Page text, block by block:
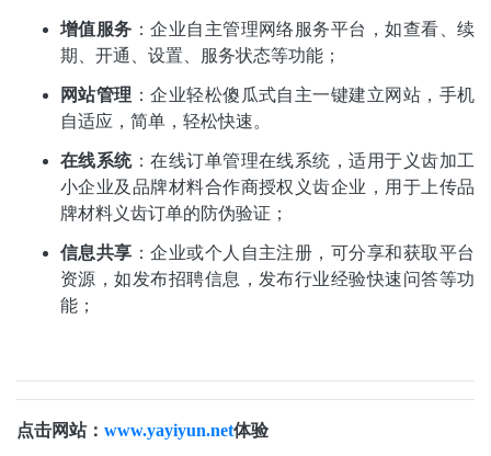
增值服务 ：企业自主管理网络服务平台，如查看、续
期、开通、设置、服务状态等功能；
网站管理 ：企业轻松傻瓜式自主一键建立网站，手机
自适应，简单，轻松快速。
在线系统：在线订单管理在线系统，适用于义齿加工
小企业及品牌材料合作商授权义齿企业，用于上传品
牌材料义齿订单的防伪验证；
信息共享 ：企业或个人自主注册，可分享和获取平台
资源，如发布招聘信息，发布行业经验快速问答等功
能；
点击网站： www.yayiyun.net体验